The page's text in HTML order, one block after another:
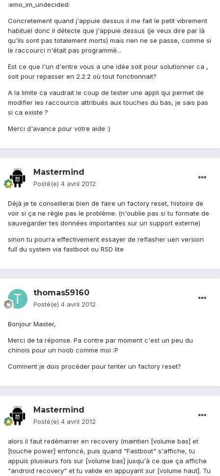
:emo_im_undecided:
Concretement quand j'appuie dessus il me fait le petit vibrement
habituel donc il détecte que j'appuie dessus (je veux dire par là
qu'ils sont pas totalement morts) mais rien ne se passe, comme si
le raccourci n'était pas programmé...
Est ce que l'un d'entre vous a une idée soit pour solutionner ca ,
soit pour repasser en 2.2.2 où tout fonctionnait?
A la limite ca vaudrait le coup de tester une appli qui permet de
modifier les raccourcis attribués aux touches du bas, je sais pas
si ca existe ?
Merci d'avance pour votre aide :)
Mastermind
Posté(e) 4 avril 2012
Déjà je te conseillerai bien de faire un factory reset, histoire de
voir si ça ne règle pas le problème. (n'oublie pas si tu formate de
sauvegarder tes données importantes sur un support externe)
sinon tu pourra effectivement essayer de reflasher uen version
full du system via fastboot ou RSD lite
thomas59160
Posté(e) 4 avril 2012
Bonjour Master,
Merci de ta réponse. Pa contre par moment c'est un peu du
chinois pour un noob comme moi :P
Comment je dois procéder pour tenter un factory reset?
Mastermind
Posté(e) 4 avril 2012
alors il faut redémarrer en recovery (maintien [volume bas] et
[touche power] enfoncé, puis quand "Fastboot" s'affiche, tu
appuis plusieurs fois sur [volume bas] jusqu'à ce que ça affiche
"android recovery" et tu valide en appuyant sur [volume haut]. Tu